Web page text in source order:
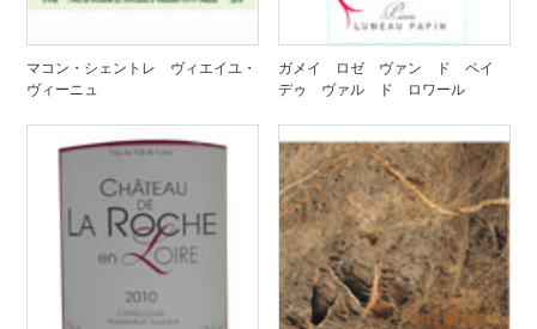
マコン・シェントレ ヴィエイユ・
ヴィーニュ
ガメイ ロゼ ヴァン ド ペイ
デゥ ヴァル ド ロワール